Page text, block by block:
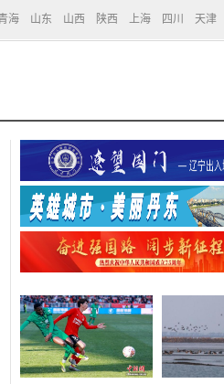
海 山东 山西 陕西 上海 四川 天津